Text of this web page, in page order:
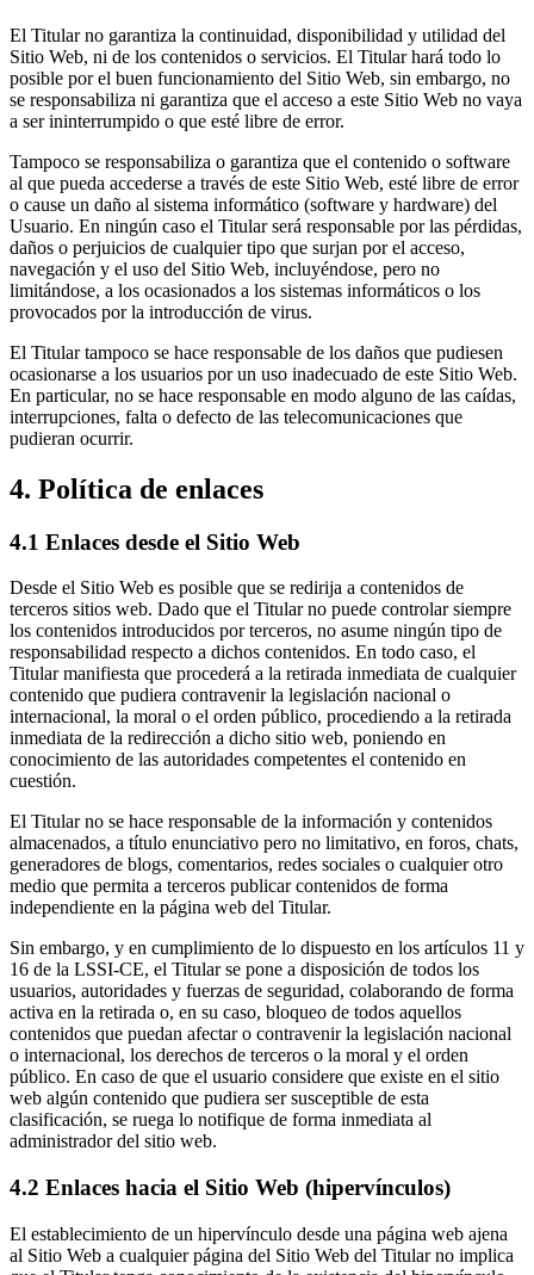
El Titular no garantiza la continuidad, disponibilidad y utilidad del
Sitio Web, ni de los contenidos o servicios. El Titular hará todo lo
posible por el buen funcionamiento del Sitio Web, sin embargo, no
se responsabiliza ni garantiza que el acceso a este Sitio Web no vaya
a ser ininterrumpido o que esté libre de error.
Tampoco se responsabiliza o garantiza que el contenido o software
al que pueda accederse a través de este Sitio Web, esté libre de error
o cause un daño al sistema informático (software y hardware) del
Usuario. En ningún caso el Titular será responsable por las pérdidas,
daños o perjuicios de cualquier tipo que surjan por el acceso,
navegación y el uso del Sitio Web, incluyéndose, pero no
limitándose, a los ocasionados a los sistemas informáticos o los
provocados por la introducción de virus.
El Titular tampoco se hace responsable de los daños que pudiesen
ocasionarse a los usuarios por un uso inadecuado de este Sitio Web.
En particular, no se hace responsable en modo alguno de las caídas,
interrupciones, falta o defecto de las telecomunicaciones que
pudieran ocurrir.
4. Política de enlaces
4.1 Enlaces desde el Sitio Web
Desde el Sitio Web es posible que se redirija a contenidos de
terceros sitios web. Dado que el Titular no puede controlar siempre
los contenidos introducidos por terceros, no asume ningún tipo de
responsabilidad respecto a dichos contenidos. En todo caso, el
Titular manifiesta que procederá a la retirada inmediata de cualquier
contenido que pudiera contravenir la legislación nacional o
internacional, la moral o el orden público, procediendo a la retirada
inmediata de la redirección a dicho sitio web, poniendo en
conocimiento de las autoridades competentes el contenido en
cuestión.
El Titular no se hace responsable de la información y contenidos
almacenados, a título enunciativo pero no limitativo, en foros, chats,
generadores de blogs, comentarios, redes sociales o cualquier otro
medio que permita a terceros publicar contenidos de forma
independiente en la página web del Titular.
Sin embargo, y en cumplimiento de lo dispuesto en los artículos 11 y
16 de la LSSI-CE, el Titular se pone a disposición de todos los
usuarios, autoridades y fuerzas de seguridad, colaborando de forma
activa en la retirada o, en su caso, bloqueo de todos aquellos
contenidos que puedan afectar o contravenir la legislación nacional
o internacional, los derechos de terceros o la moral y el orden
público. En caso de que el usuario considere que existe en el sitio
web algún contenido que pudiera ser susceptible de esta
clasificación, se ruega lo notifique de forma inmediata al
administrador del sitio web.
4.2 Enlaces hacia el Sitio Web (hipervínculos)
El establecimiento de un hipervínculo desde una página web ajena
al Sitio Web a cualquier página del Sitio Web del Titular no implica